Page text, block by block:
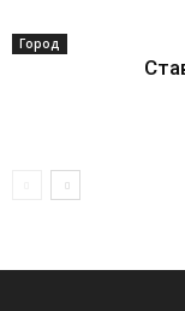
Город